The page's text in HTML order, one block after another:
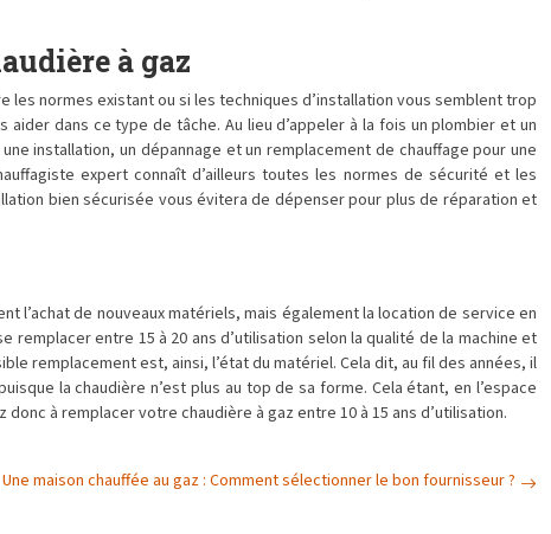
à gaz
les normes existant ou si les techniques d’installation vous semblent trop
dans ce type de tâche. Au lieu d’appeler à la fois un plombier et un
installation, un dépannage et un remplacement de chauffage pour une
expert connaît d’ailleurs toutes les normes de sécurité et les
bien sécurisée vous évitera de dépenser pour plus de réparation et
l’achat de nouveaux matériels, mais également la location de service en
entre 15 à 20 ans d’utilisation selon la qualité de la machine et
remplacement est, ainsi, l’état du matériel. Cela dit, au fil des années, il
la chaudière n’est plus au top de sa forme. Cela étant, en l’espace
à remplacer votre chaudière à gaz entre 10 à 15 ans d’utilisation.
Une maison chauffée au gaz : Comment sélectionner le bon fournisseur ?